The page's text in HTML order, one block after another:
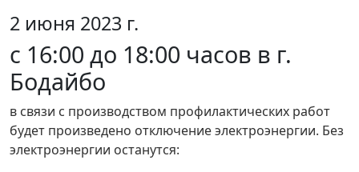
2 июня 2023 г.
с 16:00 до 18:00 часов в г.
Бодайбо
в связи с производством профилактических работ
будет произведено отключение электроэнергии. Без
электроэнергии останутся: